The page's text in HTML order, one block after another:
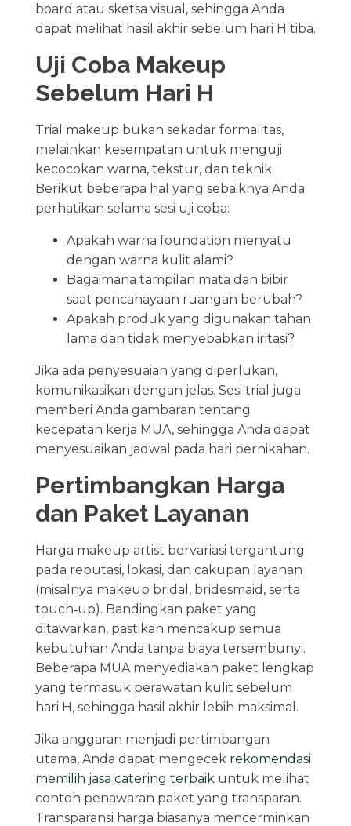
board atau sketsa visual, sehingga Anda
dapat melihat hasil akhir sebelum hari H tiba.
Uji Coba Makeup
Sebelum Hari H
Trial makeup bukan sekadar formalitas,
melainkan kesempatan untuk menguji
kecocokan warna, tekstur, dan teknik.
Berikut beberapa hal yang sebaiknya Anda
perhatikan selama sesi uji coba:
Apakah warna foundation menyatu
dengan warna kulit alami?
Bagaimana tampilan mata dan bibir
saat pencahayaan ruangan berubah?
Apakah produk yang digunakan tahan
lama dan tidak menyebabkan iritasi?
Jika ada penyesuaian yang diperlukan,
komunikasikan dengan jelas. Sesi trial juga
memberi Anda gambaran tentang
kecepatan kerja MUA, sehingga Anda dapat
menyesuaikan jadwal pada hari pernikahan.
Pertimbangkan Harga
dan Paket Layanan
Harga makeup artist bervariasi tergantung
pada reputasi, lokasi, dan cakupan layanan
(misalnya makeup bridal, bridesmaid, serta
touch‑up). Bandingkan paket yang
ditawarkan, pastikan mencakup semua
kebutuhan Anda tanpa biaya tersembunyi.
Beberapa MUA menyediakan paket lengkap
yang termasuk perawatan kulit sebelum
hari H, sehingga hasil akhir lebih maksimal.
Jika anggaran menjadi pertimbangan
utama, Anda dapat mengecek rekomendasi
memilih jasa catering terbaikuntuk melihat
contoh penawaran paket yang transparan.
Transparansi harga biasanya mencerminkan